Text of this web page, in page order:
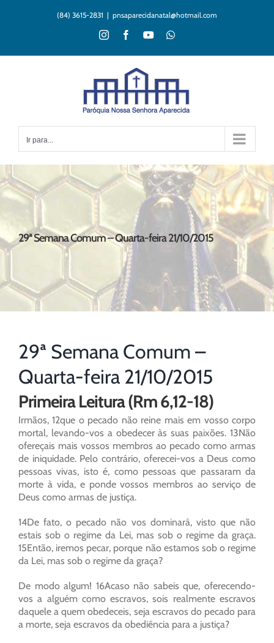
(84) 3615-2831 | pnsaparecidanatal@hotmail.com
InstagramFacebookYouTubeWhatsApp
Ir para...
29ª Semana Comum – Quarta-feira 21/10/2015
29ª Semana Comum –
Quarta-feira 21/10/2015
Primeira Leitura (Rm 6,12-18)
Irmãos, 12que o pecado não reine mais em vosso corpo
mortal, levando-vos a obedecer às suas paixões. 13Não
ofereçais mais vossos membros ao pecado como armas
de iniquidade. Pelo contrário, oferecei-vos a Deus como
pessoas vivas, isto é, como pessoas que passaram da
morte à vida, e ponde vossos membros ao serviço de
Deus como armas de justiça.
14De fato, o pecado não vos dominará, visto que não
estais sob o regime da Lei, mas sob o regime da graça.
15Então, iremos pecar, porque não estamos sob o regime
da Lei, mas sob o regime da graça?
De modo algum! 16Acaso não sabeis que, oferecendo-
vos a alguém como escravos, sois realmente escravos
daquele a quem obedeceis, seja escravos do pecado para
a morte, seja escravos da obediência para a justiça?